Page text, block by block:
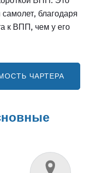
благодаря
к ВПП, чем у его
ЧАРТЕРА